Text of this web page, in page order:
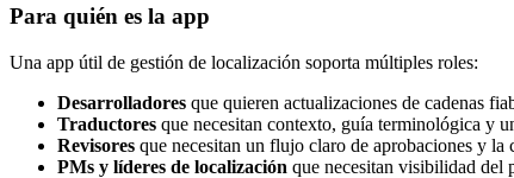
Para quién es la app
Una app útil de gestión de localización soporta múltiples roles:
Desarrolladores que quieren actualizaciones de cadenas
Traductores que necesitan contexto, guía terminológica y
Revisores que necesitan un flujo claro de aprobaciones y la
PMs y líderes de localización que necesitan visibilidad del